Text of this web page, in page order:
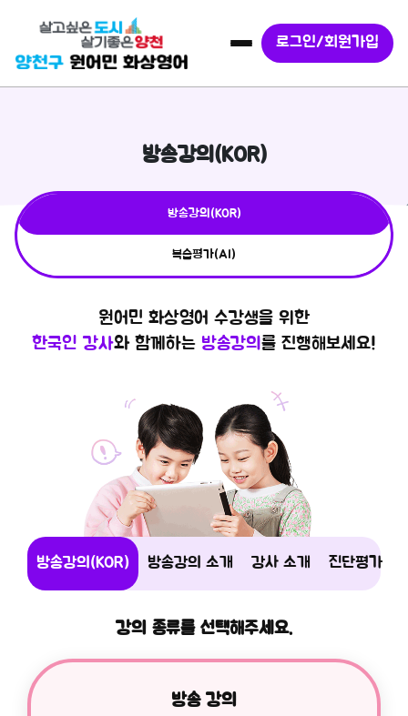
로그인/회원가입
방송강의(KOR)
방송강의(KOR)
복습평가(AI)
원어민 화상영어 수강생을 위한
한국인 강사와 함께하는 방송강의를 진행해보세요!
방송강의(KOR) 방송강의 소개 강사 소개 진단평가
강의 종류를 선택해주세요.
방송 강의